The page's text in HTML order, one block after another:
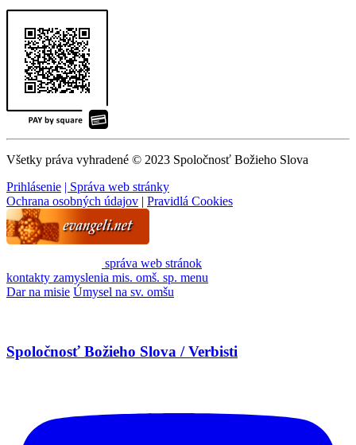
Všetky práva vyhradené © 2023 Spoločnosť Božieho Slova
Prihlásenie | Správa web stránky
Ochrana osobných údajov | Pravidlá Cookies
správa web stránok
kontakty zamyslenia mis. omš. sp. menu
Dar na misie Úmysel na sv. omšu
Spoločnosť Božieho Slova / Verbisti